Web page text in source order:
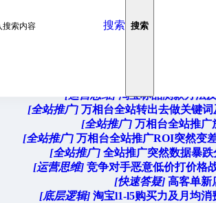
搜索 搜索
[运营思维]
淘宝新店新品起款市场细分，
[运营思维] 淘宝标品测款方法
[全站推广] 万相台全站转出去做关键
[全站推广] 万相台全站推广
[全站推广] 万相台全站推广ROI突然变
[全站推广] 全站推广突然数据暴
[运营思维] 竞争对手恶意低价打价格
[快速答疑] 高客单新
[底层逻辑] 淘宝l1-l5购买力及月均消